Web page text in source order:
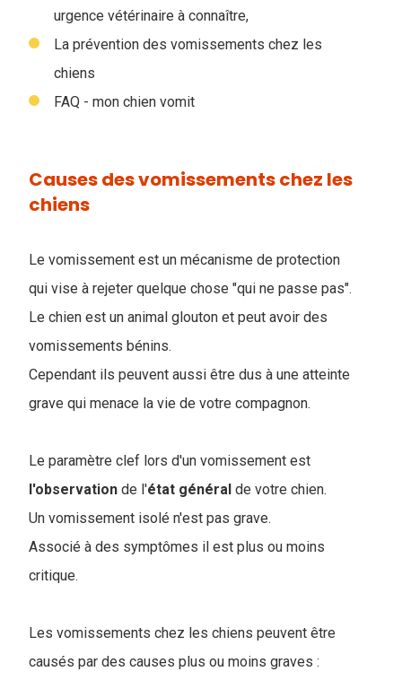
urgence vétérinaire à connaître,
La prévention des vomissements chez les
chiens
FAQ - mon chien vomit
Causes des vomissements chez les
chiens
Le vomissement est un mécanisme de protection
qui vise à rejeter quelque chose "qui ne passe pas".
Le chien est un animal glouton et peut avoir des
vomissements bénins.
Cependant ils peuvent aussi être dus à une atteinte
grave qui menace la vie de votre compagnon.
Le paramètre clef lors d'un vomissement est
l'observation de l'état général de votre chien.
Un vomissement isolé n'est pas grave.
Associé à des symptômes il est plus ou moins
critique.
Les vomissements chez les chiens peuvent être
causés par des causes plus ou moins graves :